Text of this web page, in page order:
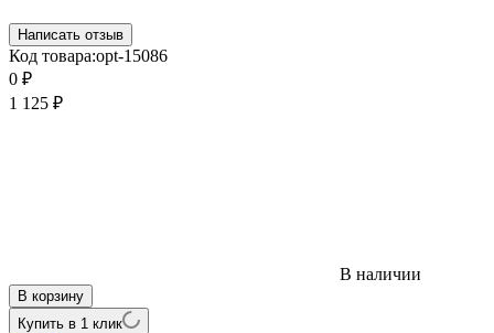
Написать отзыв
Код товара:opt-15086
0 ₽
1 125 ₽
В наличии
В корзину
Купить в 1 клик